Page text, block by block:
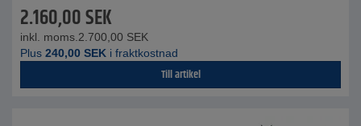
2.160,00SEK
inkl. moms. 2.700,00 SEK
Plus 240,00 SEK i fraktkostnad
Till artikel